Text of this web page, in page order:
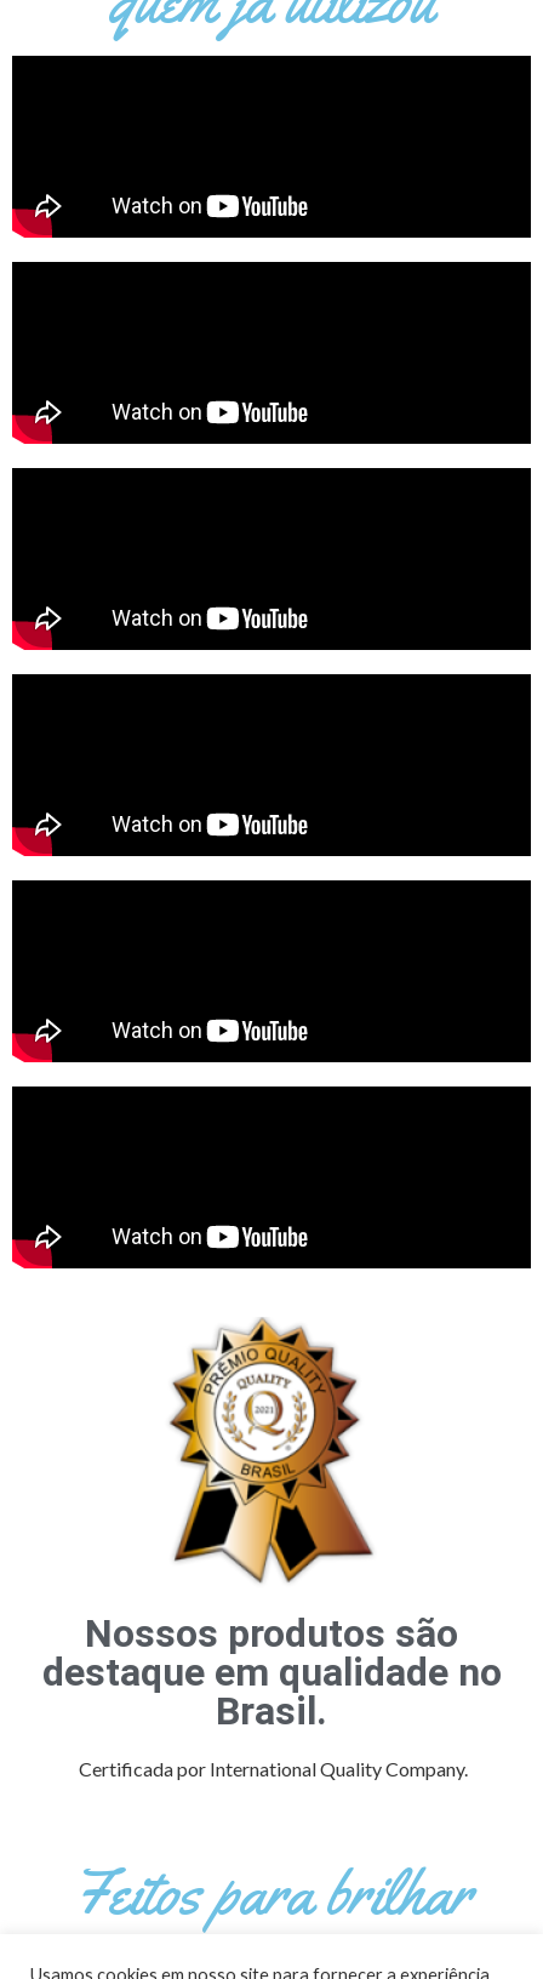
Nossos produtos são
destaque em qualidade no
Brasil.
Certificada por International Quality Company.
Feitos para brilhar
Somos especialistas! 26
Usamos cookies em nosso site para fornecer a experiência